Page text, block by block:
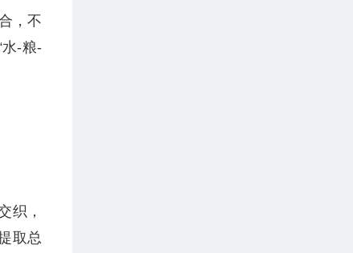
，不
-粮-
织，
取总